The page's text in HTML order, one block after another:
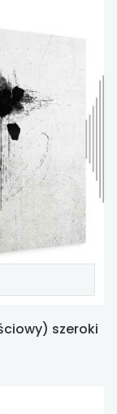
szeroki